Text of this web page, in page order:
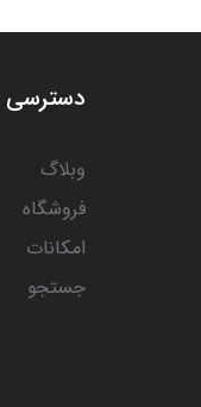
دسترسی
وبلاگ
فروشگاه
امکانات
جستجو